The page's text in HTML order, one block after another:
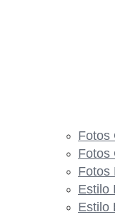
Fotos
Fotos
Fotos
Estilo
Estilo